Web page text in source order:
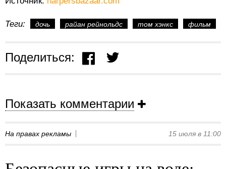
Теги: дочь райан рейнольдс том хэнкс фильм
Поделиться:
Показать комментарии
На правах рекламы 15 июля в 11:00